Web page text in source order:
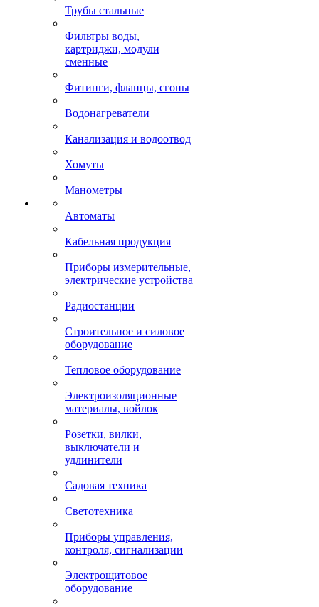
Трубы стальные
Фильтры воды,
картриджи, модули
сменные
Фитинги, фланцы, сгоны
Водонагреватели
Канализация и водоотвод
Хомуты
Манометры
Автоматы
Кабельная продукция
Приборы измерительные,
электрические устройства
Радиостанции
Строительное и силовое
оборудование
Тепловое оборудование
Электроизоляционные
материалы, войлок
Розетки, вилки,
выключатели и
удлинители
Садовая техника
Светотехника
Приборы управления,
контроля, сигнализации
Электрощитовое
оборудование